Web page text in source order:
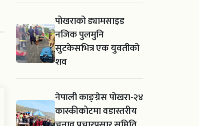
पोखराको ड्यामसाइड
नजिक पुलमुनि
सुटकेसभित्र एक युवतीको
शव
नेपाली काङ्ग्रेस पोखरा-२४
कास्कीकोटमा वडास्तरीय